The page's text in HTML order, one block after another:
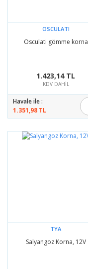
OSCULATI
Osculati gömme korna
1.423,14 TL
KDV DAHİL
Havale ile :
1.351,98 TL
TYA
Salyangoz Korna, 12V